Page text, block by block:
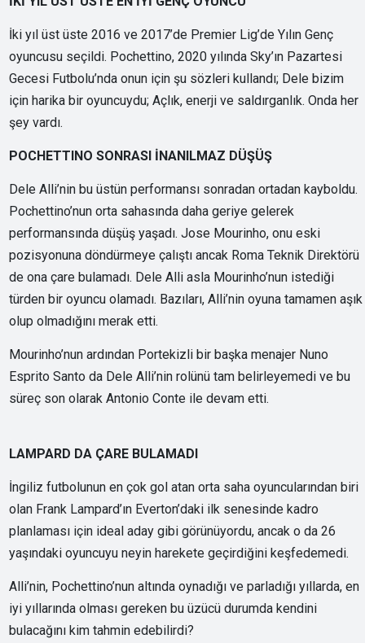
İki yıl üst üste 2016 ve 2017’de Premier Lig’de Yılın Genç
oyuncusu seçildi. Pochettino, 2020 yılında Sky’ın Pazartesi
Gecesi Futbolu’nda onun için şu sözleri kullandı; Dele bizim
için harika bir oyuncuydu; Açlık, enerji ve saldırganlık. Onda her
şey vardı.
POCHETTINO SONRASI İNANILMAZ DÜŞÜŞ
Dele Alli’nin bu üstün performansı sonradan ortadan kayboldu.
Pochettino’nun orta sahasında daha geriye gelerek
performansında düşüş yaşadı. Jose Mourinho, onu eski
pozisyonuna döndürmeye çalıştı ancak Roma Teknik Direktörü
de ona çare bulamadı. Dele Alli asla Mourinho’nun istediği
türden bir oyuncu olamadı. Bazıları, Alli’nin oyuna tamamen aşık
olup olmadığını merak etti.
Mourinho’nun ardından Portekizli bir başka menajer Nuno
Esprito Santo da Dele Alli’nin rolünü tam belirleyemedi ve bu
süreç son olarak Antonio Conte ile devam etti.
LAMPARD DA ÇARE BULAMADI
İngiliz futbolunun en çok gol atan orta saha oyuncularından biri
olan Frank Lampard’ın Everton’daki ilk senesinde kadro
planlaması için ideal aday gibi görünüyordu, ancak o da 26
yaşındaki oyuncuyu neyin harekete geçirdiğini keşfedemedi.
Alli’nin, Pochettino’nun altında oynadığı ve parladığı yıllarda, en
iyi yıllarında olması gereken bu üzücü durumda kendini
bulacağını kim tahmin edebilirdi?